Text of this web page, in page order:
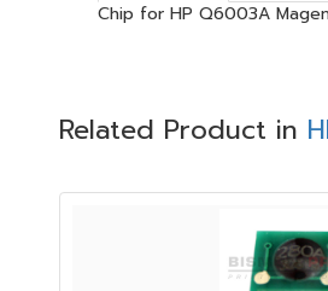
Chip for HP Q6003A
Related Product in